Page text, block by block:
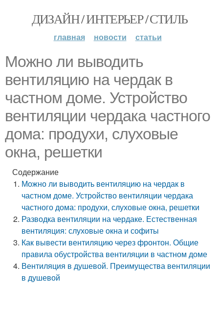
ДИЗАЙН / ИНТЕРЬЕР / СТИЛЬ
главная новости статьи
Можно ли выводить
вентиляцию на чердак в
частном доме. Устройство
вентиляции чердака частного
дома: продухи, слуховые
окна, решетки
Содержание
Можно ли выводить вентиляцию на чердак в
частном доме. Устройство вентиляции чердака
частного дома: продухи, слуховые окна, решетки
Разводка вентиляции на чердаке. Естественная
вентиляция: слуховые окна и софиты
Как вывести вентиляцию через фронтон. Общие
правила обустройства вентиляции в частном доме
Вентиляция в душевой. Преимущества вентиляции
в душевой